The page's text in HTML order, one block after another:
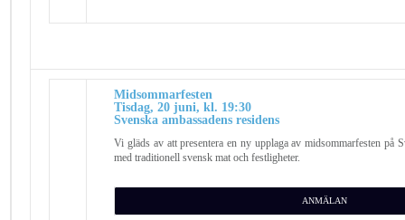
Midsommarfesten
Tisdag, 20 juni, kl. 19:30
Svenska ambassadens residens
Vi gläds av att presentera en ny upplaga av midsommarfesten på
med traditionell svensk mat och festligheter.
ANMÄLAN